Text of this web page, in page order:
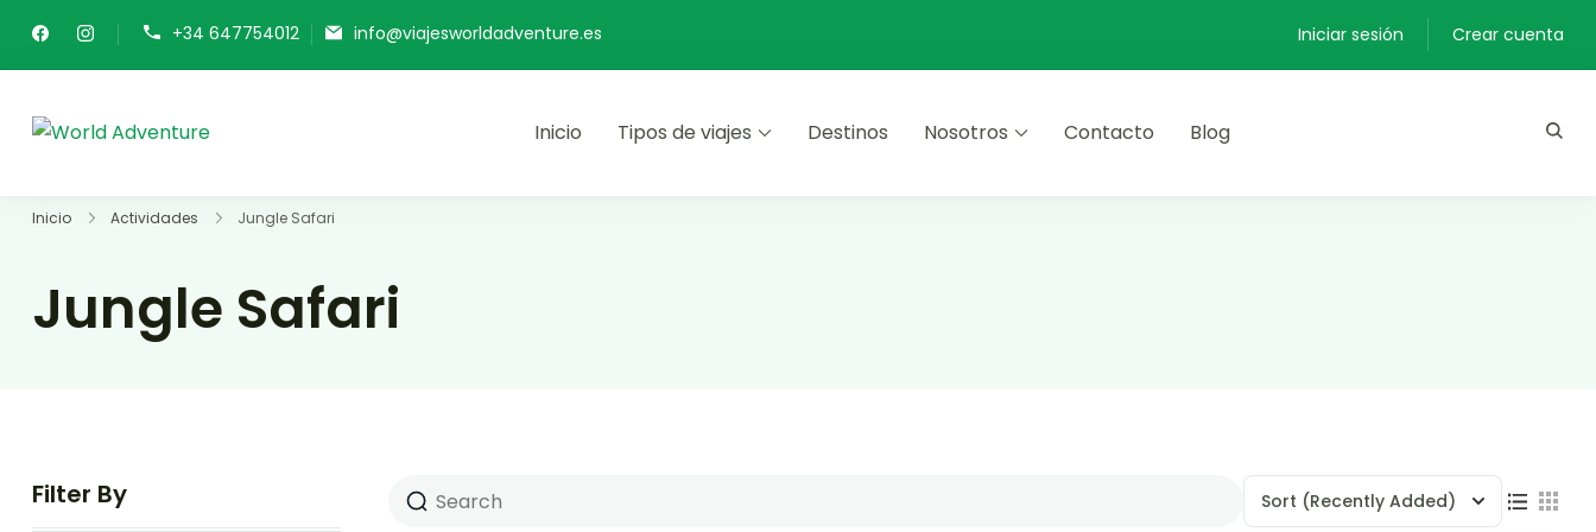
+34 647754012 info@viajesworldadventure.es Iniciar sesión Crear cuenta
Inicio Tipos de viajes Destinos Nosotros Contacto Blog
Inicio Actividades Jungle Safari
Jungle Safari
Filter By Sort (Recently Added)